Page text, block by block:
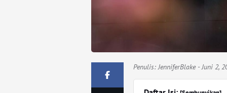
Penulis: JenniferBlake- Juni 2,